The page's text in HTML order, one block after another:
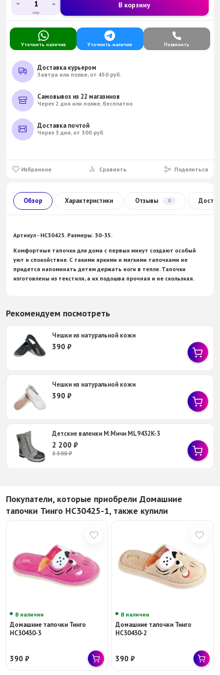
пар
В корзину
Уточнить наличие Уточнить наличие Позвонить
Доставка курьером
Завтра или позже, от 450 руб.
Самовывоз из 22 магазинов
Через 2 дня или позже, бесплатно
Доставка почтой
Через 3 дня, от 300 руб.
Избранное Сравнить Поделиться
Обзор Характеристики Отзывы 0
Артикул - НС30425. Размеры: 30-35.
Комфортные тапочки для дома с первых минут создают особый
уют и спокойствие. С такими яркими и мягкими тапочками не
придется напоминать детям держать ноги в тепле. Тапочки
изготовлены из текстиля, а их подошва прочная и не скользкая.
Рекомендуем посмотреть
Чешки из натуральной кожи
390 ₽
Чешки из натуральной кожи
390 ₽
Детские валенки М.Мичи ML9432K-3
2 200 ₽
3 500₽
Покупатели, которые приобрели Домашние
тапочки Тинго НС30425-1, также купили
В наличии
Домашние тапочки Тинго
НС30430-3
390₽
В наличии
Домашние тапочки Тинго
НС30430-2
390₽